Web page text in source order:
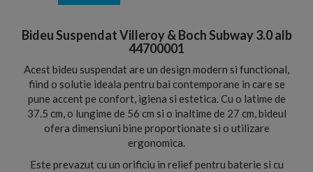
Bideu Suspendat Villeroy & Boch Subway 3.0 alb
44700001
Acest bideu suspendat are un design modern si functional,
fiind o solutie ideala pentru bai contemporane in care se
pune accent pe confort, igiena si estetica. Cu o latime de
37.5 cm, o lungime de 56 cm si o inaltime de 27 cm, bideul
ofera dimensiuni bine proportionate si o utilizare
ergonomica.
Este prevazut cu un orificiu in relief pentru baterie si cu